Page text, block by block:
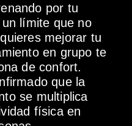
por tu
límite que no
mejorar tu
en grupo te
de confort.
que la
se multiplica
física en